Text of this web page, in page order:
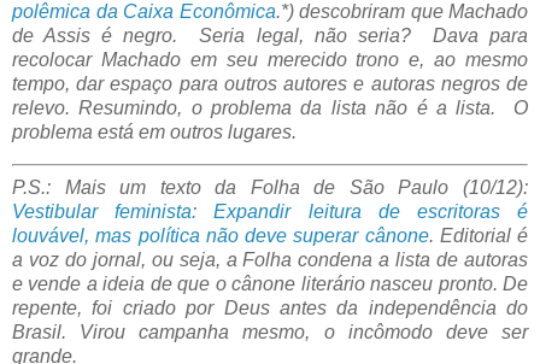
polêmica da Caixa Econômica.*) descobriram que Machado
de Assis é negro. Seria legal, não seria? Dava para
recolocar Machado em seu merecido trono e, ao mesmo
tempo, dar espaço para outros autores e autoras negros de
relevo. Resumindo, o problema da lista não é a lista. O
problema está em outros lugares.
P.S.: Mais um texto da Folha de São Paulo (10/12):
Vestibular feminista: Expandir leitura de escritoras é
louvável, mas política não deve superar cânone. Editorial é
a voz do jornal, ou seja, a Folha condena a lista de autoras
e vende a ideia de que o cânone literário nasceu pronto. De
repente, foi criado por Deus antes da independência do
Brasil. Virou campanha mesmo, o incômodo deve ser
grande.